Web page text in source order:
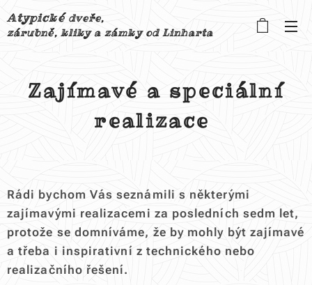
Atypické dveře,
zárubně, kliky a zámky od Linharta
Zajímavé a speciální
realizace
Rádi bychom Vás seznámili s některými
zajímavými realizacemi za posledních sedm let,
protože se domníváme, že by mohly být zajímavé
a třeba i inspirativní z technického nebo
realizačního řešení.